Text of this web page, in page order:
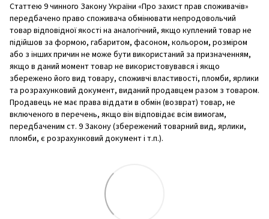
Статтею 9 чинного Закону України «Про захист прав споживачів»
передбачено право споживача обмінювати непродовольчий
товар відповідної якості на аналогічний, якщо куплений товар не
підійшов за формою, габаритом, фасоном, кольором, розміром
або з інших причин не може бути використаний за призначенням,
якщо в даний момент товар не використовувався і якщо
збережено його вид товару, споживчі властивості, пломби, ярлики
та розрахунковий документ, виданий продавцем разом з товаром.
Продавець не має права віддати в обмін (возврат) товар, не
включеного в перечень, якщо він відповідає всім вимогам,
передбаченим ст. 9 Закону (збережений товарний вид, ярлики,
пломби, є розрахунковий документ і т.п.).